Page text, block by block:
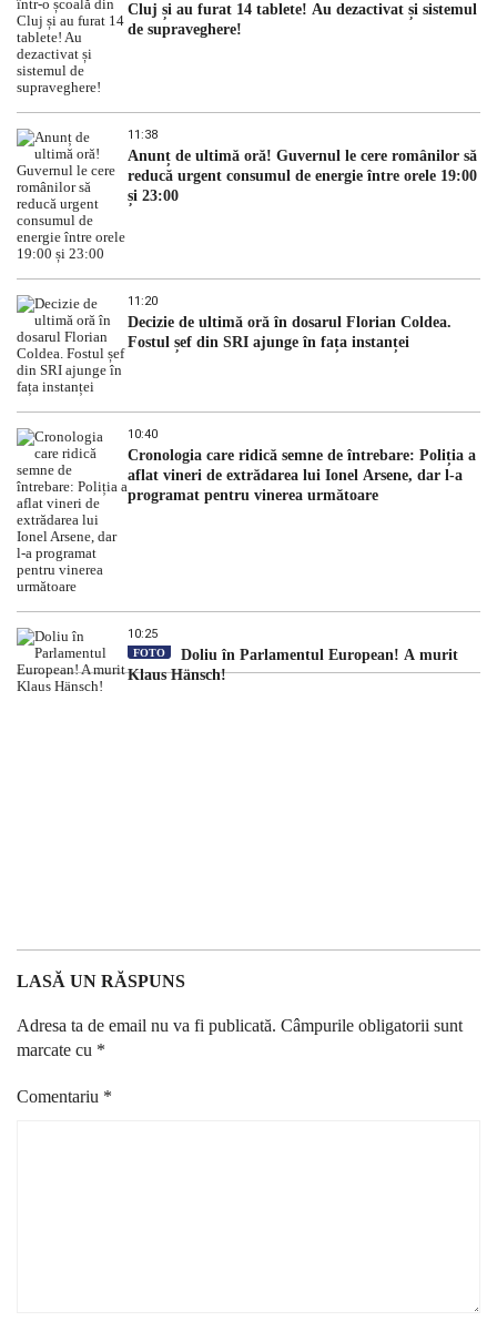
Cluj și au furat 14 tablete! Au dezactivat și sistemul
de supraveghere!
11:38
Anunț de ultimă oră! Guvernul le cere românilor să
reducă urgent consumul de energie între orele 19:00
și 23:00
11:20
Decizie de ultimă oră în dosarul Florian Coldea.
Fostul șef din SRI ajunge în fața instanței
10:40
Cronologia care ridică semne de întrebare: Poliția a
aflat vineri de extrădarea lui Ionel Arsene, dar l-a
programat pentru vinerea următoare
10:25
FOTO
Doliu în Parlamentul European! A murit
Klaus Hänsch!
LASĂ UN RĂSPUNS
Adresa ta de email nu va fi publicată. Câmpurile obligatorii sunt
marcate cu *
Comentariu *